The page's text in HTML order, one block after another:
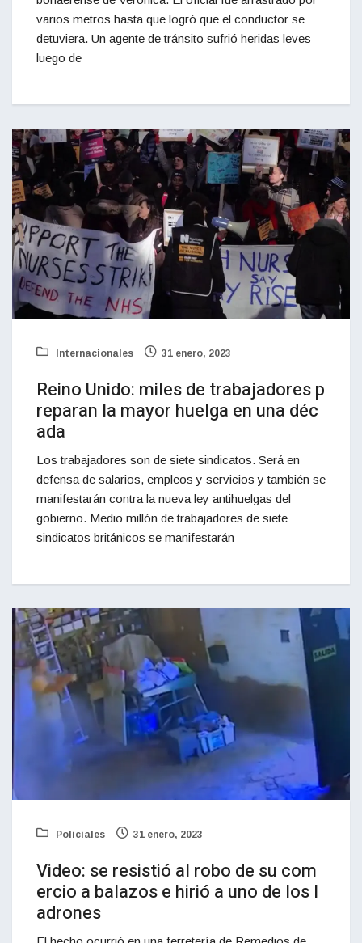
varios metros hasta que logró que el conductor se
detuviera. Un agente de tránsito sufrió heridas leves
luego de
Internacionales 31 enero, 2023
Reino Unido: miles de trabajadores p
reparan la mayor huelga en una déc
ada
Los trabajadores son de siete sindicatos. Será en
defensa de salarios, empleos y servicios y también se
manifestarán contra la nueva ley antihuelgas del
gobierno. Medio millón de trabajadores de siete
sindicatos británicos se manifestarán
Policiales 31 enero, 2023
Video: se resistió al robo de su com
ercio a balazos e hirió a uno de los l
adrones